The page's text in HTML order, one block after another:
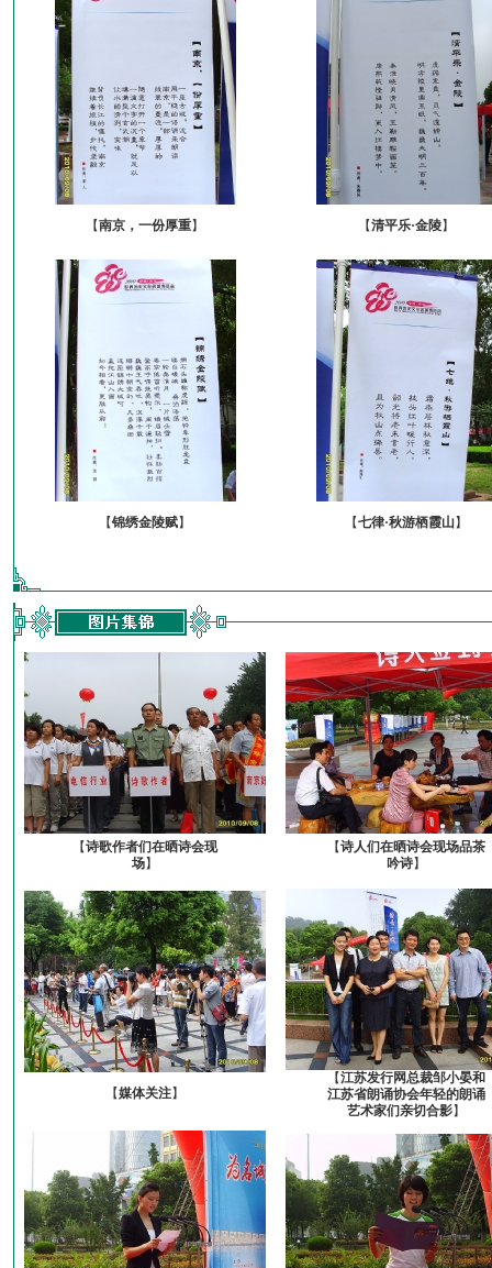
【南京，一份厚重】 【清平乐·金陵】
【锦绣金陵赋】 【七律·秋游栖霞山】
【诗歌作者们在晒诗会现
场】
【诗人们在晒诗会现场品茶
吟诗】
【媒体关注】
【江苏发行网总裁邹小晏和
江苏省朗诵协会年轻的朗诵
艺术家们亲切合影】